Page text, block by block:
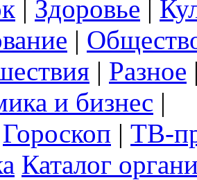
| Здоровье |
|
| Разное
и бизнес |
Гороскоп | ТВ-
Каталог